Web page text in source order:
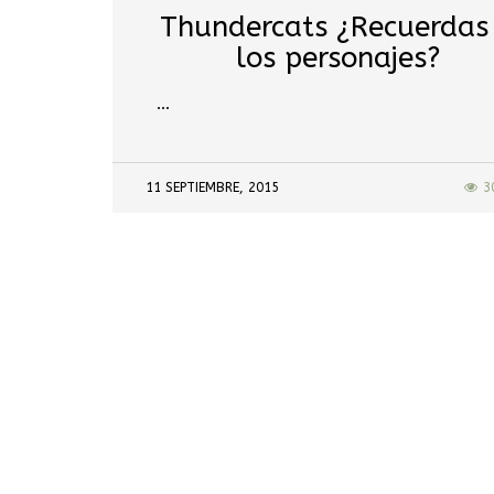
Thundercats
los personajes?
…
11 SEPTIEMBRE, 2015